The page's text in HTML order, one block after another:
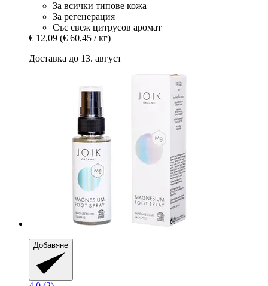
За всички типове кожа
За регенерация
Със свеж цитрусов аромат
€ 12,09 (€ 60,45 / кг)
Доставка до 13. август
Добавяне